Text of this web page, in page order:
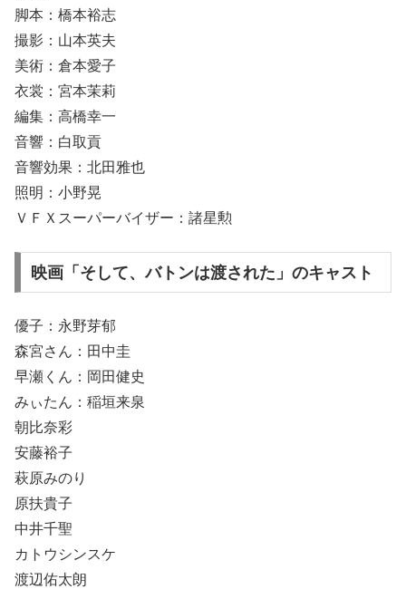
脚本：橋本裕志
撮影：山本英夫
美術：倉本愛子
衣裳：宮本茉莉
編集：高橋幸一
音響：白取貢
音響効果：北田雅也
照明：小野晃
ＶＦＸスーパーバイザー：諸星勲
映画「そして、バトンは渡された」のキャスト
優子：永野芽郁
森宮さん：田中圭
早瀬くん：岡田健史
みぃたん：稲垣来泉
朝比奈彩
安藤裕子
萩原みのり
原扶貴子
中井千聖
カトウシンスケ
渡辺佑太朗